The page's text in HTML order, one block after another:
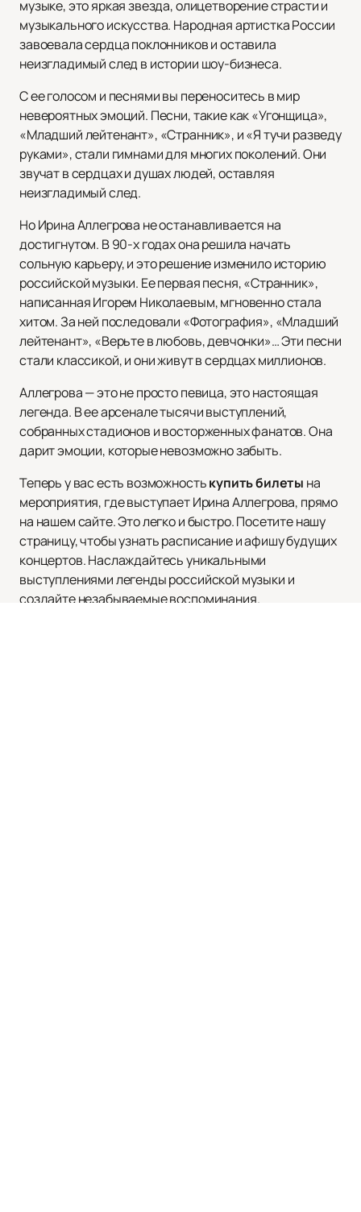
музыке, это яркая звезда, олицетворение страсти и
музыкального искусства. Народная артистка России
завоевала сердца поклонников и оставила
неизгладимый след в истории шоу-бизнеса.
С ее голосом и песнями вы переноситесь в мир
невероятных эмоций. Песни, такие как «Угонщица»,
«Младший лейтенант», «Странник», и «Я тучи разведу
руками», стали гимнами для многих поколений. Они
звучат в сердцах и душах людей, оставляя
неизгладимый след.
Но Ирина Аллегрова не останавливается на
достигнутом. В 90-х годах она решила начать
сольную карьеру, и это решение изменило историю
российской музыки. Ее первая песня, «Странник»,
написанная Игорем Николаевым, мгновенно стала
хитом. За ней последовали «Фотография», «Младший
лейтенант», «Верьте в любовь, девчонки»… Эти песни
стали классикой, и они живут в сердцах миллионов.
Аллегрова — это не просто певица, это настоящая
легенда. В ее арсенале тысячи выступлений,
собранных стадионов и восторженных фанатов. Она
дарит эмоции, которые невозможно забыть.
Теперь у вас есть возможностькупить билеты на
мероприятия, где выступает Ирина Аллегрова, прямо
на нашем сайте. Это легко и быстро. Посетите нашу
страницу, чтобы узнать расписание и афишу будущих
концертов. Наслаждайтесь уникальными
выступлениями легенды российской музыки и
создайте незабываемые воспоминания.